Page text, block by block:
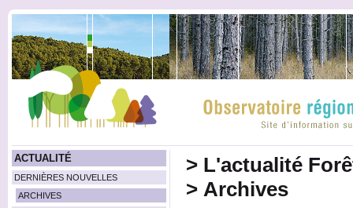
ACTUALITÉ
DERNIÈRES NOUVELLES
ARCHIVES
> L'actualité
> Archives